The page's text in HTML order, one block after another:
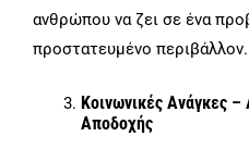
ανθρώπου να ζει σε ένα
προστατευμένο περιβάλλον.
Κοινωνικές Ανάγκες –
Αποδοχής